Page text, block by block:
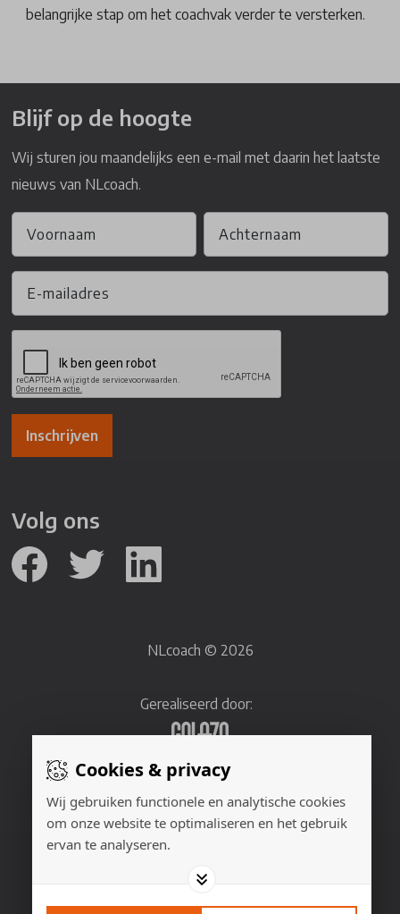
Cookies & privacy
Wij gebruiken functionele en analytische cookies
om onze website te optimaliseren en het gebruik
ervan te analyseren.
belangrijke stap om het coachvak verder te versterken.
Blijf op de hoogte
Wij sturen jou maandelijks een e-mail met daarin het laatste
nieuws van NLcoach.
Inschrijven
Volg ons
NLcoach © 2026
Gerealiseerd door:
Privacyverklaring